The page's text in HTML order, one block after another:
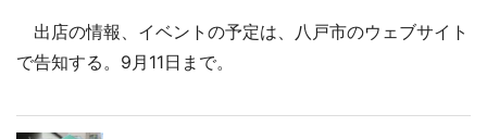
出店の情報、イベントの予定は、八戸市のウェブサイト
で告知する。9月11日まで。